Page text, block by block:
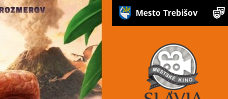
Mesto Trebišov